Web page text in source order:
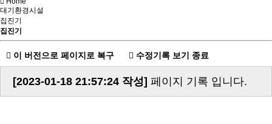
대기환경시설
집진기
집진기
이 버전으로 페이지로 복구 수정기록 보기 종료
[2023-01-18 21:57:24 작성] 페이지 기록 입니다.